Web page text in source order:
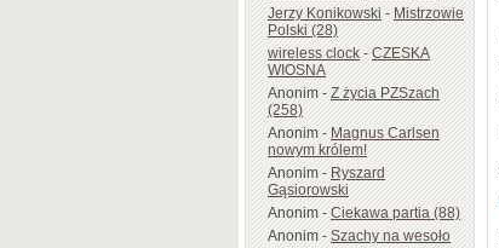
Jerzy Konikowski-Mistrzowie
Polski (28)
wireless clock-CZESKA
WIOSNA
Anonim-Z życia PZSzach
(258)
Anonim-Magnus Carlsen
nowym królem!
Anonim-Ryszard
Gąsiorowski
Anonim-Ciekawa partia (88)
Anonim-Szachy na wesoło